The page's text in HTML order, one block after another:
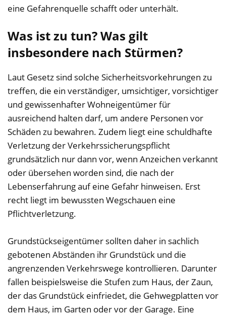
eine Gefahrenquelle schafft oder unterhält.
Was ist zu tun? Was gilt
insbesondere nach Stürmen?
Laut Gesetz sind solche Sicherheitsvorkehrungen zu
treffen, die ein verständiger, umsichtiger, vorsichtiger
und gewissenhafter Wohneigentümer für
ausreichend halten darf, um andere Personen vor
Schäden zu bewahren. Zudem liegt eine schuldhafte
Verletzung der Verkehrssicherungspflicht
grundsätzlich nur dann vor, wenn Anzeichen verkannt
oder übersehen worden sind, die nach der
Lebenserfahrung auf eine Gefahr hinweisen. Erst
recht liegt im bewussten Wegschauen eine
Pflichtverletzung.
Grundstückseigentümer sollten daher in sachlich
gebotenen Abständen ihr Grundstück und die
angrenzenden Verkehrswege kontrollieren. Darunter
fallen beispielsweise die Stufen zum Haus, der Zaun,
der das Grundstück einfriedet, die Gehwegplatten vor
dem Haus, im Garten oder vor der Garage. Eine